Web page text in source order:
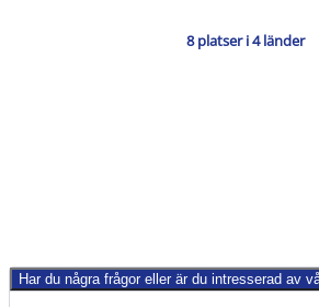
8 platser i 4 länder
Har du några frågor eller är du intresserad av